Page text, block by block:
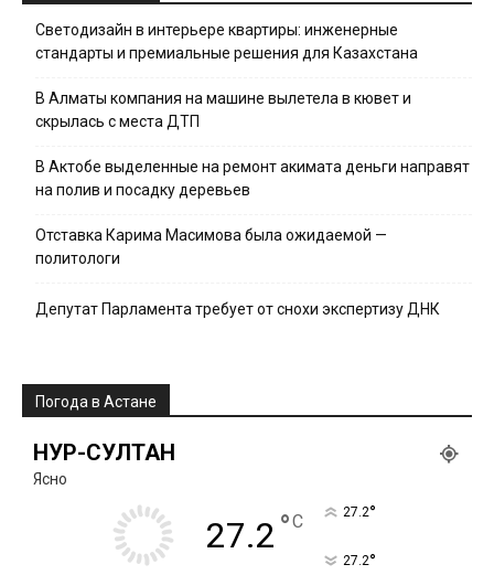
Светодизайн в интерьере квартиры: инженерные
стандарты и премиальные решения для Казахстана
В Алматы компания на машине вылетела в кювет и
скрылась с места ДТП
В Актобе выделенные на ремонт акимата деньги направят
на полив и посадку деревьев
Отставка Карима Масимова была ожидаемой —
политологи
Депутат Парламента требует от снохи экспертизу ДНК
Погода в Астане
НУР-СУЛТАН
Ясно
27.2 °C 27.2°
27.2°